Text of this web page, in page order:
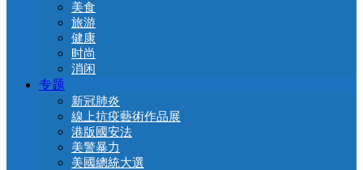
美食
旅游
健康
时尚
消闲
专题
新冠肺炎
線上抗疫藝術作品展
港版國安法
美警暴力
美國總統大選